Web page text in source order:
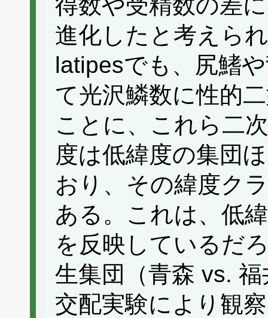
得数や受精数の差
進化したと考えら
latipesでも、尻鰭
て光沢鱗数に性的
ことに、これら二
度は低緯度の集団
おり、その緯度ク
ある。これは、低
を反映しているだ
生集団（青森 vs.
交配実験により観